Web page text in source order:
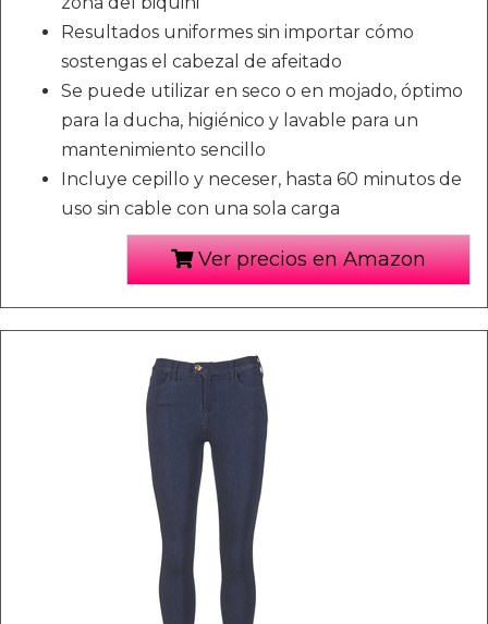
Resultados uniformes sin importar cómo
sostengas el cabezal de afeitado
Se puede utilizar en seco o en mojado, óptimo
para la ducha, higiénico y lavable para un
mantenimiento sencillo
Incluye cepillo y neceser, hasta 60 minutos de
uso sin cable con una sola carga
Ver precios en Amazon